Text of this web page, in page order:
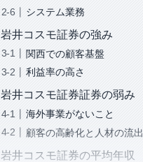
システム業務
岩井コスモ証券の強み
関西での顧客基盤
利益率の高さ
岩井コスモ証券証券の弱み
海外事業がないこと
顧客の高齢化と人材の流出
岩井コスモ証券の平均年収